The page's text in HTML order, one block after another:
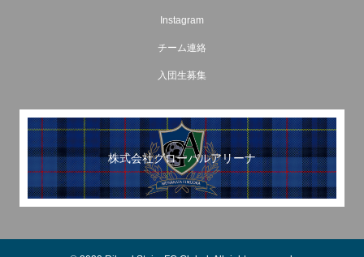
Instagram
チーム連絡
入団生募集
株式会社グローバルアリーナ